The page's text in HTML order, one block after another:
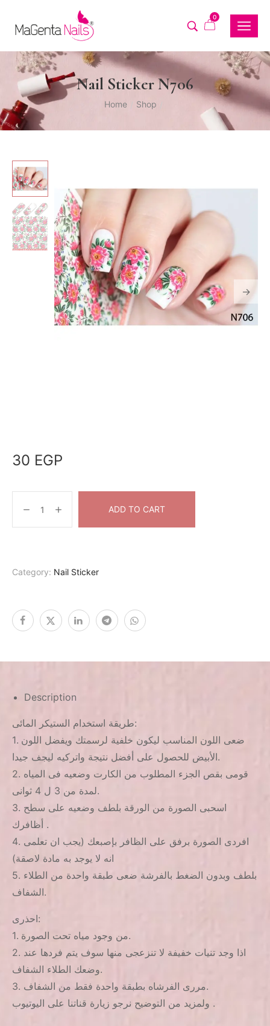
0
Nail Sticker N706
Home Shop
30 EGP
ADD TO CART
Category: Nail Sticker
Description
طريقة استخدام الستيكر المائى:
1. ضعى اللون المناسب ليكون خلفية لرسمتك ويفضل اللون
الأبيض للحصول على أفضل نتيجة واتركيه ليجف جيدا.
2. قومى بقص الجزء المطلوب من الكارت وضعيه فى المياه
لمدة من 3 ل 4 ثوانى.
3. اسحبى الصورة من الورقة بلطف وضعيه على سطح
أظافرك .
4. افردى الصورة برفق على الظافر بإصبعك (يجب ان تعلمى
انه لا يوجد به مادة لاصقة)
5. بلطف وبدون الضغط بالفرشة ضعى طبقة واحدة من الطلاء
الشفاف.
احذرى:
1. من وجود مياه تحت الصورة.
2. اذا وجد تنيات خفيفة لا تنزعجى منها سوف يتم فردها عند
وضعك الطلاء الشفاف.
3. مررى الفرشاه بطبقة واحدة فقط من الشفاف.
ولمزيد من التوضيح نرجو زيارة قناتنا على اليوتيوب .